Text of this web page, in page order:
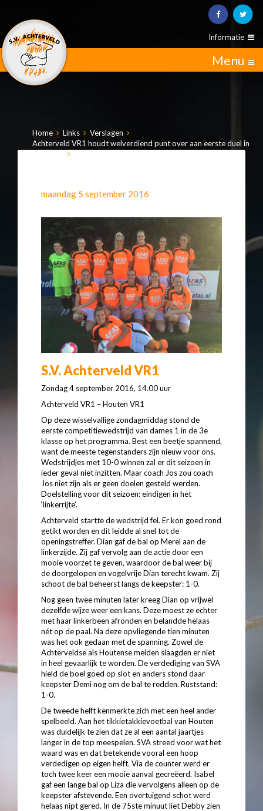
Informatie
Menu
Home Links
Verslagen
Achterveld VR1 houdt welverdiend punt over aan eerste duel in
maandag 5 september 2016
S.V. Achterveld VR1
Zondag 4 september 2016, 14.00 uur
Achterveld VR1 – Houten VR1
Op deze wisselvallige zondagmiddag stond de
eerste competitiewedstrijd van dames 1 in de 3e
klasse op het programma. Best een beetje spannend,
want de meeste tegenstanders zijn nieuw voor ons.
Wedstrijdjes met 10-0 winnen zal er dit seizoen in
ieder geval niet inzitten. Maar coach Jos zou coach
Jos niet zijn als er geen doelen gesteld werden.
Doelstelling voor dit seizoen: eindigen in het
‘linkerrijte’.
Achterveld startte de wedstrijd fel. Er kon goed rond
getikt worden en dit leidde al snel tot de
openingstreffer. Dian gaf de bal op Merel aan de
linkerzijde. Zij gaf vervolg aan de actie door een
mooie voorzet te geven, waardoor de bal weer bij
de doorgelopen en vogelvrije Dian terecht kwam. Zij
schoot de bal beheerst langs de keepster: 1-0.
Nog geen twee minuten later kreeg Dian op vrijwel
dezelfde wijze weer een kans. Deze moest ze echter
met haar linkerbeen afronden en belandde helaas
nét op de paal. Na deze opvliegende tien minuten
was het ook gedaan met de spanning. Zowel de
Achterveldse als Houtense meiden slaagden er niet
in heel gevaarlijk te worden. De verdediging van SVA
hield de boel goed op slot en anders stond daar
keepster Demi nog om de bal te redden. Ruststand:
1-0.
De tweede helft kenmerkte zich met een heel ander
spelbeeld. Aan het tikkietakkievoetbal van Houten
was duidelijk te zien dat ze al een aantal jaartjes
langer in de top meespelen. SVA streed voor wat het
waard was en dat betekende vooral een hoop
verdedigen op eigen helft. Via de counter werd er
toch twee keer een mooie aanval gecreëerd. Isabel
gaf een lange bal op Liza die vervolgens alleen op de
keepster afstevende. Een overtuigend schot werd
helaas nipt gered. In de 75ste minuut liet Debby zien